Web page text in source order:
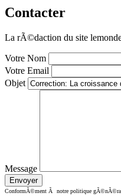
Contacter
La rÃ©daction du site
Votre Nom
Votre Email
Objet
Message
ConformÃ©ment Ã notre politique gÃ©nÃ©rale